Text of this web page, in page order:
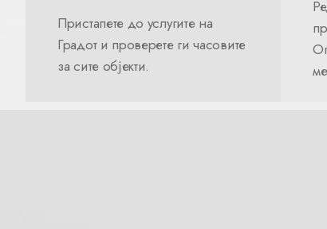
Пристапете до услугите на
Градот и проверете ги часовите
за сите објекти.